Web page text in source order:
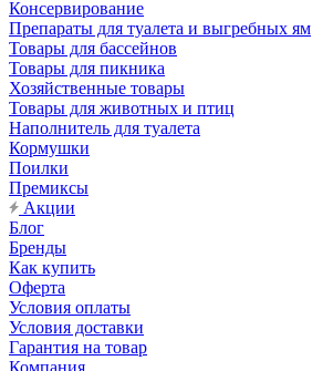
Консервирование
Препараты для туалета и выгребных ям
Товары для бассейнов
Товары для пикника
Хозяйственные товары
Товары для животных и птиц
Наполнитель для туалета
Кормушки
Поилки
Премиксы
Акции
Блог
Бренды
Как купить
Оферта
Условия оплаты
Условия доставки
Гарантия на товар
Компания